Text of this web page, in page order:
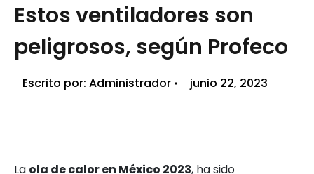
Estos ventiladores son
peligrosos, según Profeco
Escrito por: Administrador junio 22, 2023
La ola de calor en México 2023, ha sido